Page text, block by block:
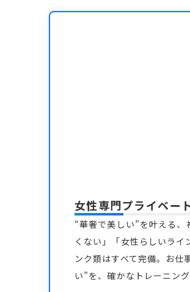
女性専門プライベー
“華奢で美しい”を叶える
くない」「女性らしいラ
ンク類はすべて完備。お仕
い”を、確かなトレーニング